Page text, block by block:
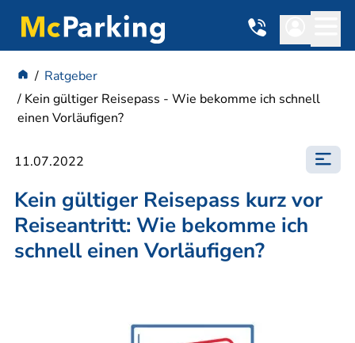
Ratgeber
Kein gültiger Reisepass - Wie bekomme ich schnell
einen Vorläufigen?
11.07.2022
Kein gültiger Reisepass kurz vor
Reiseantritt: Wie bekomme ich
schnell einen Vorläufigen?